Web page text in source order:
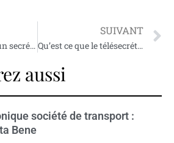
Les avantages d’un secrétariat médical externalisé en Corse
SUIVANT
Qu’est ce que le télésecrétariat ?
aussi
société de transport :
Bene